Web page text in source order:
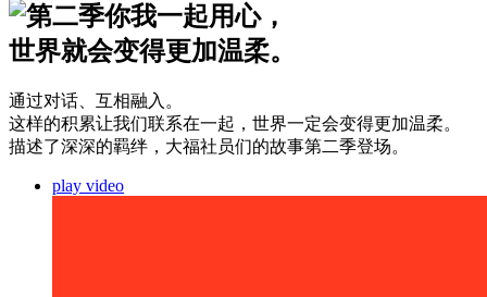
你我一起用心，
世界就会变得更加温柔。
通过对话、互相融入。
这样的积累让我们联系在一起，世界一定会变得更加温柔。
描述了深深的羁绊，大福社员们的故事第二季登场。
play video